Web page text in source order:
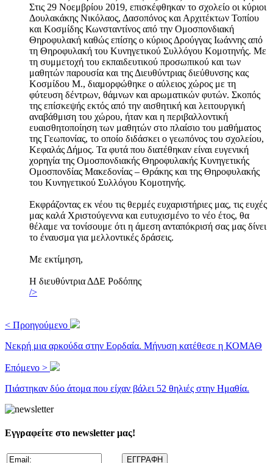
Στις 29 Νοεμβρίου 2019, επισκέφθηκαν το σχολείο οι κύριοι
Δουλακάκης Νικόλαος, Δασοπόνος και Αρχιτέκτων Τοπίου
και Κοσμίδης Κωνσταντίνος από την Ομοσπονδιακή
Θηροφυλακή καθώς επίσης ο κύριος Δρούγγας Ιωάννης από
τη Θηροφυλακή του Κυνηγετικού Συλλόγου Κομοτηνής. Με
τη συμμετοχή του εκπαιδευτικού προσωπικού και των
μαθητών παρουσία και της Διευθύντριας διεύθυνσης κας
Κοσμίδου Μ., διαμορφώθηκε ο αύλειος χώρος με τη
φύτευση δέντρων, θάμνων και αρωματικών φυτών. Σκοπός
της επίσκεψής εκτός από την αισθητική και λειτουργική
αναβάθμιση του χώρου, ήταν και η περιβαλλοντική
ευαισθητοποίηση των μαθητών στο πλαίσιο του μαθήματος
της Γεωπονίας, το οποίο διδάσκει ο γεωπόνος του σχολείου,
Κεφαλάς Δήμος. Τα φυτά που διατέθηκαν είναι ευγενική
χορηγία της Ομοσπονδιακής Θηροφυλακής Κυνηγετικής
Ομοσπονδίας Μακεδονίας – Θράκης και της Θηροφυλακής
του Κυνηγετικού Συλλόγου Κομοτηνής.
Εκφράζοντας εκ νέου τις θερμές ευχαριστήριες μας, τις ευχές
μας καλά Χριστούγεννα και ευτυχισμένο το νέο έτος, θα
θέλαμε να τονίσουμε ότι η άμεση ανταπόκρισή σας μας δίνει
το έναυσμα για μελλοντικές δράσεις.
Με εκτίμηση,
Η διευθύντρια ΔΔΕ Ροδόπης
/>
< Προηγούμενο
Νεκρή μια αρκούδα στην Εορδαία. Μήνυση κατέθεσε η ΚΟΜΑΘ
Επόμενο >
Πιάστηκαν δύο άτομα που είχαν βάλει 52 θηλιές στην Ημαθία.
Εγγραφείτε στο newsletter μας!